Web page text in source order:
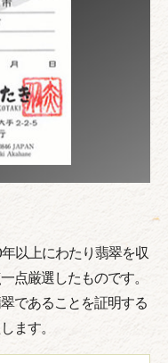
以上にわたり翡翠を収
点厳選したものです。
であることを証明する
ます。